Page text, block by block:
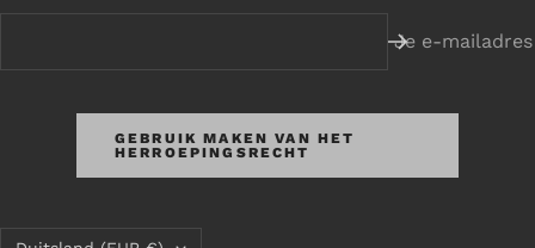
Je e-mailadres
GEBRUIK MAKEN VAN HET
HERROEPINGSRECHT
Land/regio